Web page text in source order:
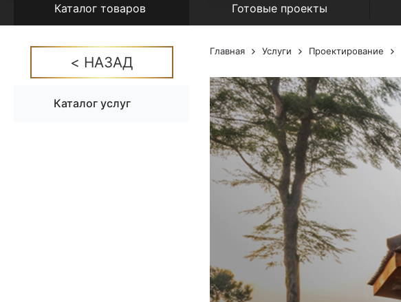
Каталог товаров Готовые проекты
Главная Услуги Проектирование
Каталог услуг